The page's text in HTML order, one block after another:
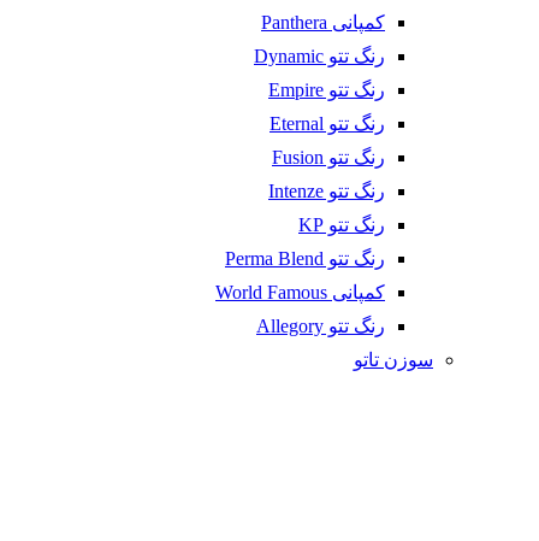
کمپانی Panthera
رنگ تتو Dynamic
رنگ تتو Empire
رنگ تتو Eternal
رنگ تتو Fusion
رنگ تتو Intenze
رنگ تتو KP
رنگ تتو Perma Blend
کمپانی World Famous
رنگ تتو Allegory
سوزن تاتو